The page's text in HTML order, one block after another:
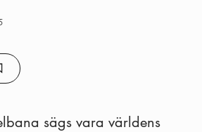
ikon
sägs vara världens